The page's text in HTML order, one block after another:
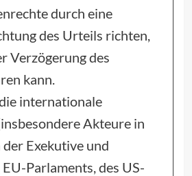
durch eine
des Urteils richten,
Verzögerung des
kann.
internationale
Akteure in
Exekutive und
Parlaments, des US-